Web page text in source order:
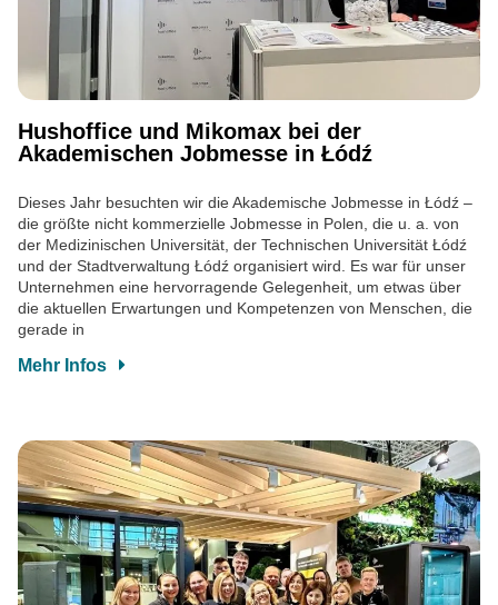
Hushoffice und Mikomax bei der
Akademischen Jobmesse in Łódź
Dieses Jahr besuchten wir die Akademische Jobmesse in Łódź –
die größte nicht kommerzielle Jobmesse in Polen, die u. a. von
der Medizinischen Universität, der Technischen Universität Łódź
und der Stadtverwaltung Łódź organisiert wird. Es war für unser
Unternehmen eine hervorragende Gelegenheit, um etwas über
die aktuellen Erwartungen und Kompetenzen von Menschen, die
gerade in
Mehr Infos